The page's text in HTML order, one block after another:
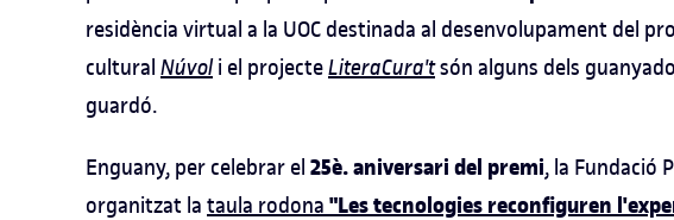
residència virtual a la UOC destinada al desenvolupament del
cultural Núvoli el projecteLiteraCura'tsón alguns dels
guardó.
Enguany, per celebrar el 25è. aniversari del premi, la Fundació
organitzat la taula rodona "Les tecnologies reconfiguren